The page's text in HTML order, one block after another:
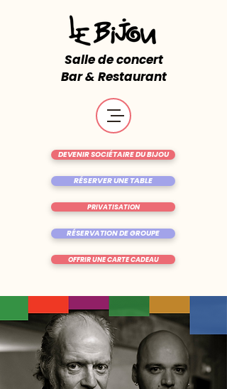
Salle de concert
Bar & Restaurant
RÉSERVER UNE TABLE
OFFRIR UNE CARTE CADEAU
DEVENIR SOCIÉTAIRE DU BIJOU
RÉSERVATION DE GROUPE
PRIVATISATION